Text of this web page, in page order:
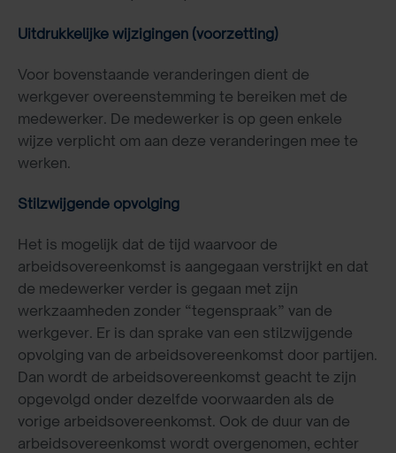
Uitdrukkelijke wijzigingen (voorzetting)
Voor bovenstaande veranderingen dient de
werkgever overeenstemming te bereiken met de
medewerker. De medewerker is op geen enkele
wijze verplicht om aan deze veranderingen mee te
werken.
Stilzwijgende opvolging
Het is mogelijk dat de tijd waarvoor de
arbeidsovereenkomst is aangegaan verstrijkt en dat
de medewerker verder is gegaan met zijn
werkzaamheden zonder “tegenspraak” van de
werkgever. Er is dan sprake van een stilzwijgende
opvolging van de arbeidsovereenkomst door partijen.
Dan wordt de arbeidsovereenkomst geacht te zijn
opgevolgd onder dezelfde voorwaarden als de
vorige arbeidsovereenkomst. Ook de duur van de
arbeidsovereenkomst wordt overgenomen, echter